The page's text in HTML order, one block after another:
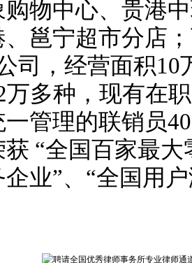
购物中心、贵港
邕宁超市分店
司，经营面积10
万多种，现有在
一管理的联销员
“全国百家最大
企业”、“全国用